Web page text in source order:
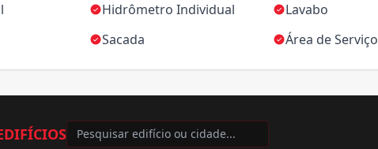
Hidrômetro Individual
Lavabo
Sacada Área de Serviço